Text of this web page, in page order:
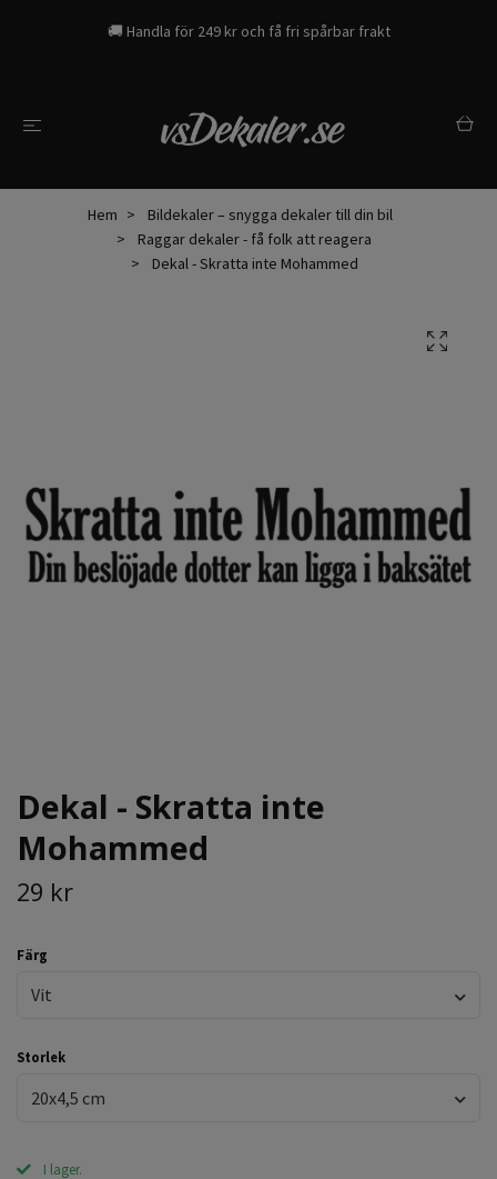
🚚 Handla för 249 kr och få fri spårbar frakt
Hem
Bildekaler – snygga dekaler till din bil
Raggar dekaler - få folk att reagera
Dekal - Skratta inte Mohammed
Dekal - Skratta inte
Mohammed
29 kr
Färg
Vit
Storlek
20x4,5 cm
I lager.